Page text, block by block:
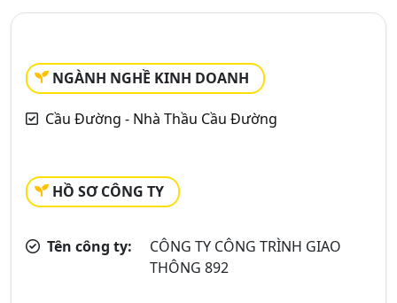
NGÀNH NGHỀ KINH DOANH
Cầu Đường - Nhà Thầu Cầu Đường
HỒ SƠ CÔNG TY
Tên công ty:
CÔNG TY CÔNG TRÌNH GIAO
THÔNG 892